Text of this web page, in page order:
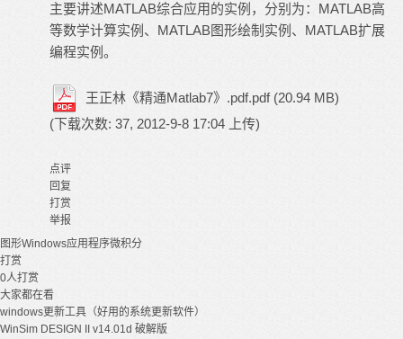
主要讲述MATLAB综合应用的实例，分别为：MATLAB高
等数学计算实例、MATLAB图形绘制实例、MATLAB扩展
编程实例。
王正林《精通Matlab7》.pdf.pdf (20.94 MB)
(下载次数: 37, 2012-9-8 17:04 上传)
点评
回复
打赏
举报
图形Windows应用程序微积分
打赏
0人打赏
大家都在看
windows更新工具（好用的系统更新软件）
WinSim DESIGN II v14.01d 破解版